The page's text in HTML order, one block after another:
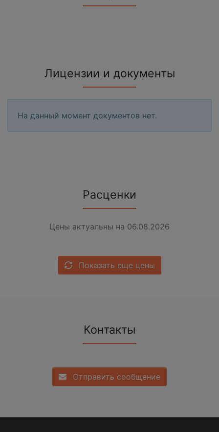
Лицензии и документы
На данный момент документов нет.
Расценки
Цены актуальны на 06.08.2026
Показать еще цены
Контакты
Отправить сообщение